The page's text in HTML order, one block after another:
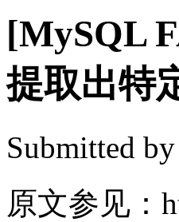
[MySQL
提取出特
Submitted by
原文参见：